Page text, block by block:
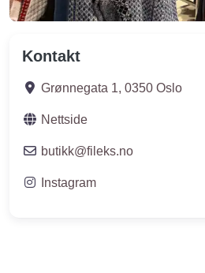
Kontakt
Grønnegata 1, 0350 Oslo
Nettside
butikk@fileks.no
Instagram